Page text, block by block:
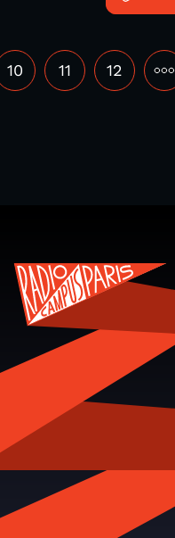
10 11 12 •••